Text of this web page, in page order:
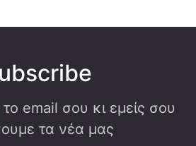
το email σου κι εμείς σου
τα νέα μας